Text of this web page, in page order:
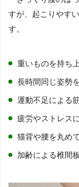
すが、起こりやす
す。
重いものを持ち
長時間同じ姿勢
運動不足による
疲労やストレス
猫背や腰を丸め
加齢による椎間